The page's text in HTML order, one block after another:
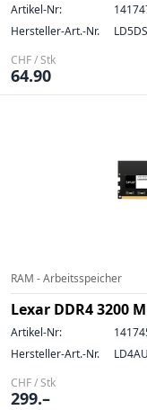
Artikel-Nr:
Hersteller-Art.-Nr.
CHF / Stk
64.90
RAM - Arbeitsspeicher
Lexar DDR4 3200
Artikel-Nr:
Hersteller-Art.-Nr.
CHF / Stk
299.–